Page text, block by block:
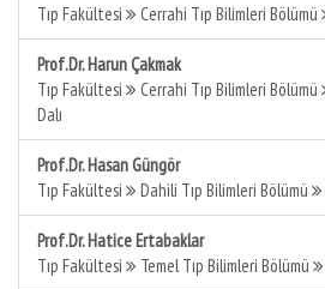
Tıp Fakültesi
Cerrahi Tıp Bilimleri Bölümü
Prof.Dr. Harun Çakmak
Tıp Fakültesi
Cerrahi Tıp Bilimleri Bölümü
Dalı
Prof.Dr. Hasan Güngör
Tıp Fakültesi
Dahili Tıp Bilimleri Bölümü
Prof.Dr. Hatice Ertabaklar
Tıp Fakültesi
Temel Tıp Bilimleri Bölümü